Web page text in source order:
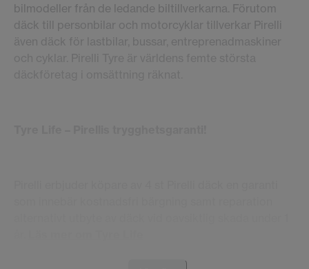
bilmodeller från de ledande biltillverkarna. Förutom
däck till personbilar och motorcyklar tillverkar Pirelli